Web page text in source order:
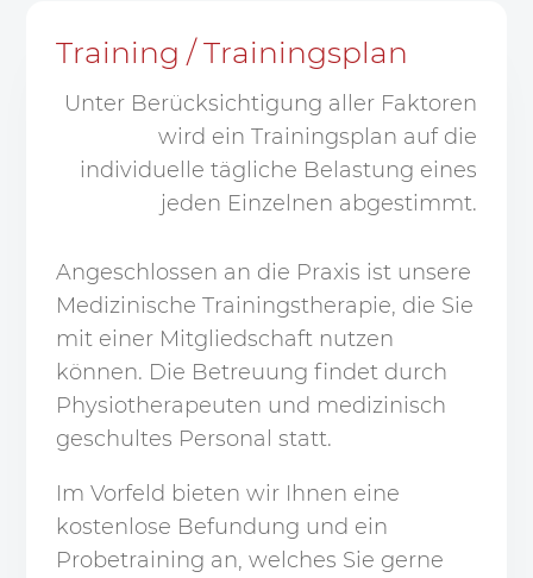
Training / Trainingsplan
Unter Berücksichtigung aller Faktoren
wird ein Trainingsplan auf die
individuelle tägliche Belastung eines
jeden Einzelnen abgestimmt.
Angeschlossen an die Praxis ist unsere
Medizinische Trainingstherapie, die Sie
mit einer Mitgliedschaft nutzen
können. Die Betreuung findet durch
Physiotherapeuten und medizinisch
geschultes Personal statt.
Im Vorfeld bieten wir Ihnen eine
kostenlose Befundung und ein
Probetraining an, welches Sie gerne